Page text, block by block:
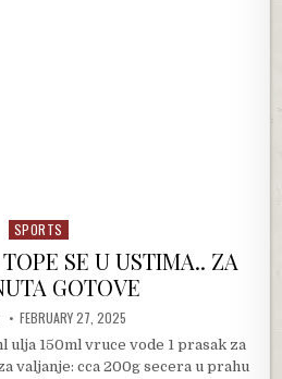
Posted in
SPORTS
SE U USTIMA.. ZA
GOTOVE
PUBLISHED DATE:
FEBRUARY 27, 2025
ulja 150ml vruce vode 1 prasak za
valjanje: cca 200g secera u prahu